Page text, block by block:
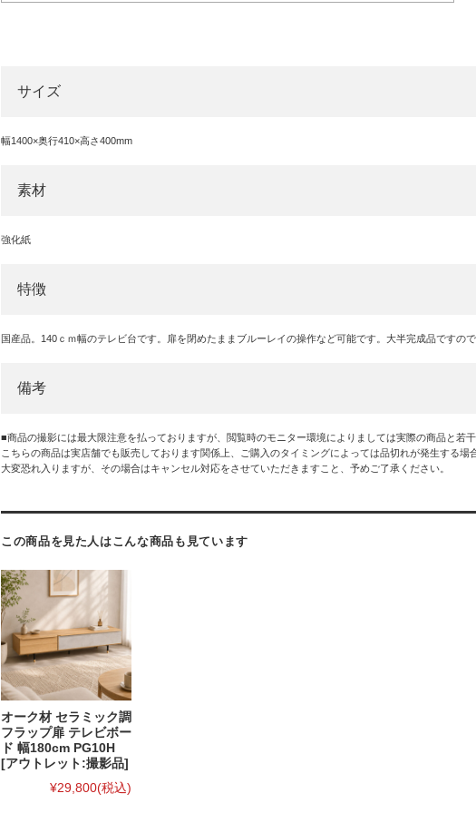
サイズ
幅1400×奥行410×高さ400mm
素材
強化紙
特徴
国産品。140ｃｍ幅のテレビ台です。扉を閉めたままブルーレイの操作など可能です。大半完成品ですの
備考
■商品の撮影には最大限注意を払っておりますが、閲覧時のモニター環境によりましては実際の商品と若
こちらの商品は実店舗でも販売しております関係上、ご購入のタイミングによっては品切れが発生する場
大変恐れ入りますが、その場合はキャンセル対応をさせていただきますこと、予めご了承ください。
この商品を見た人はこんな商品も見ています
オーク材 セラミック調
フラップ扉 テレビボー
ド 幅180cm PG10H
[アウトレット:撮影品]
¥29,800(税込)